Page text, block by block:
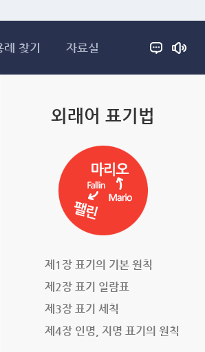
례 찾기 자료실
외래어 표기법
제1장 표기의 기본 원칙
제2장 표기 일람표
제3장 표기 세칙
제4장 인명, 지명 표기의 원칙